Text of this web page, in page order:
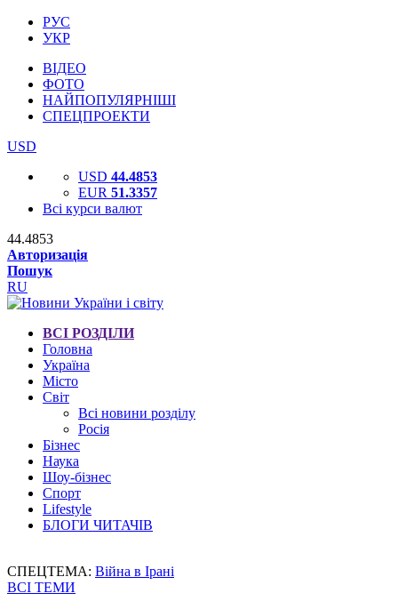
РУС
УКР
ВІДЕО
ФОТО
НАЙПОПУЛЯРНІШІ
СПЕЦПРОЕКТИ
USD
USD 44.4853
EUR 51.3357
Всі курси валют
44.4853
Авторизація
Пошук
RU
ВСІ РОЗДІЛИ
Головна
Україна
Місто
Світ
Всі новини розділу
Росія
Бізнес
Наука
Шоу-бізнес
Спорт
Lifestyle
БЛОГИ ЧИТАЧІВ
СПЕЦТЕМА: Війна в Ірані
ВСІ ТЕМИ